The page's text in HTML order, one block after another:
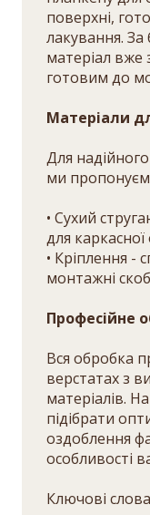
поверхні,
лакування.
матеріал вже
готовим до
Матеріали
Для
ми
• Сухий
для
• Кріплення -
монтажні
Професійне
Вся обробка
верстатах з
матеріалів.
підібрати
оздоблення
особливості
Ключові